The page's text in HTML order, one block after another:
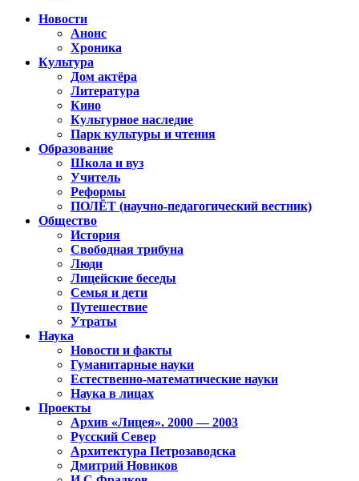
Новости
Анонс
Хроника
Культура
Дом актёра
Литература
Кино
Культурное наследие
Парк культуры и чтения
Образование
Школа и вуз
Учитель
Реформы
ПОЛЁТ (научно-педагогический вестник)
Общество
История
Свободная трибуна
Люди
Лицейские беседы
Семья и дети
Путешествие
Утраты
Наука
Новости и факты
Гуманитарные науки
Естественно-математические науки
Наука в лицах
Проекты
Архив «Лицея». 2000 — 2003
Русский Север
Архитектура Петрозаводска
Дмитрий Новиков